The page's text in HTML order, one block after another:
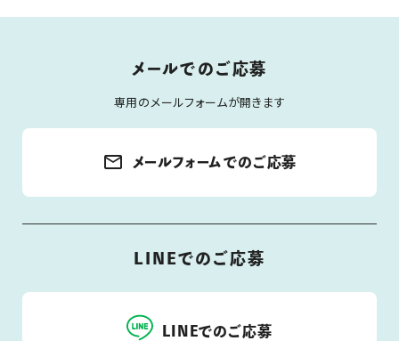
メールでのご応募
専用のメールフォームが開きます
mail_outline メールフォームでのご応募
LINEでのご応募
LINEでのご応募